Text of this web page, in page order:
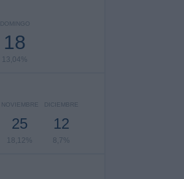
DOMINGO
18
13,04%
NOVIEMBRE
25
18,12%
DICIEMBRE
12
8,7%